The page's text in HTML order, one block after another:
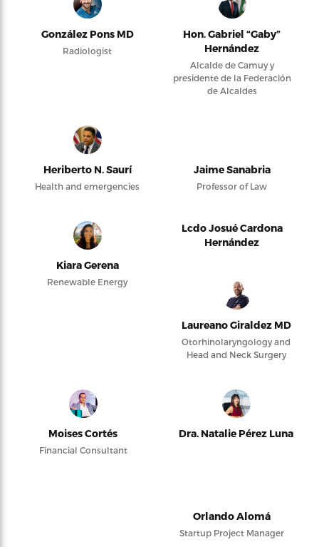
González Pons MD
Radiologist
Hon. Gabriel “Gaby”
Hernández
Alcalde de Camuy y
presidente de la Federación
de Alcaldes
Heriberto N. Saurí
Health and emergencies
Jaime Sanabria
Professor of Law
Kiara Gerena
Renewable Energy
Lcdo Josué Cardona
Hernández
Laureano Giraldez MD
Otorhinolaryngology and
Head and Neck Surgery
Moises Cortés
Financial Consultant
Dra. Natalie Pérez Luna
Orlando Alomá
Startup Project Manager